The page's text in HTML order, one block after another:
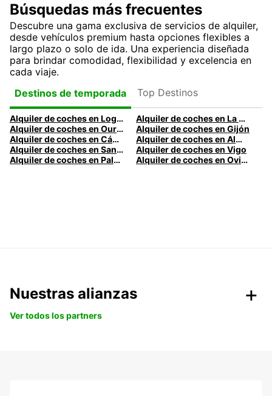
Búsquedas más frecuentes
Descubre una gama exclusiva de servicios de alquiler,
desde vehículos premium hasta opciones flexibles a
largo plazo o solo de ida. Una experiencia diseñada
para brindar comodidad, flexibilidad y excelencia en
cada viaje.
Destinos de temporada
Top Destinos
Alquiler de coches en Logroño
Alquiler de coches en La Coruña
Alquiler de coches en Ourense
Alquiler de coches en Gijón
Alquiler de coches en Cádiz
Alquiler de coches en Almería
Alquiler de coches en Santander
Alquiler de coches en Vigo
Alquiler de coches en Palma
Alquiler de coches en Oviedo
Nuestras alianzas
Ver todos los partners